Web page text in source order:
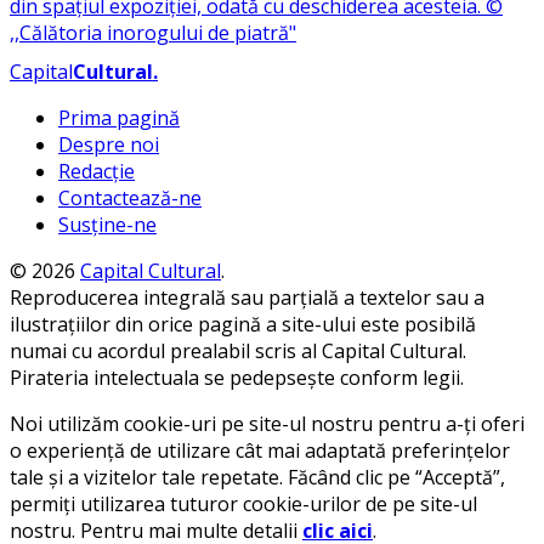
CapitalCultural.
Prima pagină
Despre noi
Redacție
Contactează-ne
Susține-ne
© 2026 Capital Cultural.
Reproducerea integrală sau parțială a textelor sau a
ilustrațiilor din orice pagină a site-ului este posibilă
numai cu acordul prealabil scris al Capital Cultural.
Pirateria intelectuala se pedepsește conform legii.
Noi utilizăm cookie-uri pe site-ul nostru pentru a-ți oferi
o experiență de utilizare cât mai adaptată preferințelor
tale și a vizitelor tale repetate. Făcând clic pe “Acceptă”,
permiți utilizarea tuturor cookie-urilor de pe site-ul
nostru. Pentru mai multe detalii clic aici.